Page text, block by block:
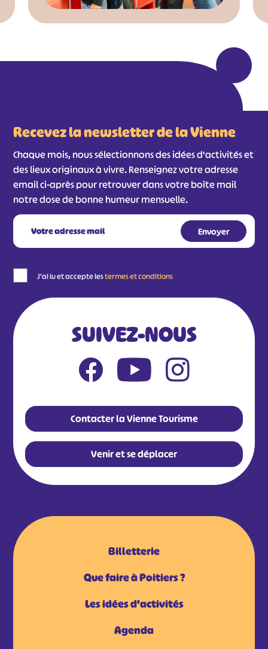
Recevez la newsletter de la Vienne
Chaque mois, nous sélectionnons des idées d'activités et
des lieux originaux à vivre. Renseignez votre adresse
email ci-après pour retrouver dans votre boîte mail
notre dose de bonne humeur mensuelle.
J'ai lu et accepte lestermes et conditions
SUIVEZ-NOUS
Contacter la Vienne Tourisme
Venir et se déplacer
Billetterie
Que faire à Poitiers ?
Les idées d'activités
Agenda